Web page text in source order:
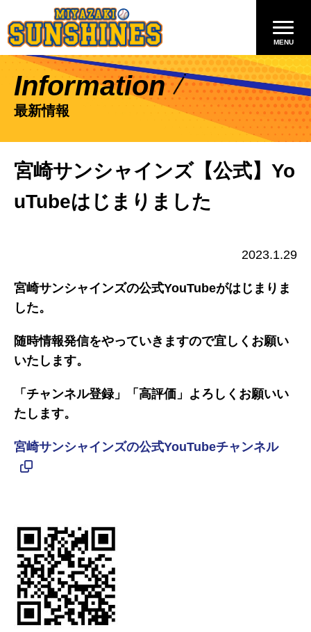
Information
最新情報
宮崎サンシャインズ【公式】Yo
uTubeはじまりました
2023.1.29
宮崎サンシャインズの公式YouTubeがはじまりま
した。
随時情報発信をやっていきますので宜しくお願い
いたします。
「チャンネル登録」「高評価」よろしくお願いい
たします。
宮崎サンシャインズの公式YouTubeチャンネル